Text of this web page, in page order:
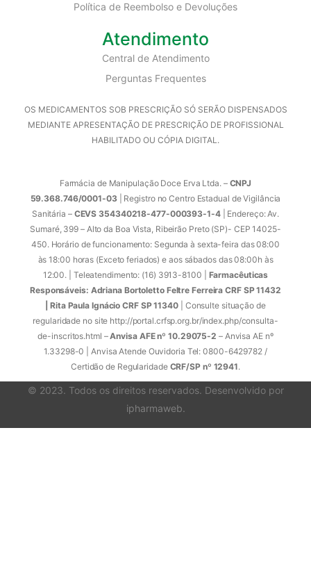
Política de Reembolso e Devoluções
Atendimento
Central de Atendimento
Perguntas Frequentes
OS MEDICAMENTOS SOB PRESCRIÇÃO SÓ SERÃO DISPENSADOS
MEDIANTE APRESENTAÇÃO DE PRESCRIÇÃO DE PROFISSIONAL
HABILITADO OU CÓPIA DIGITAL.
Farmácia de Manipulação Doce Erva Ltda. – CNPJ
59.368.746/0001-03| Registro no Centro Estadual de Vigilância
Sanitária –CEVS 354340218-477-000393-1-4| Endereço: Av.
Sumaré, 399 – Alto da Boa Vista, Ribeirão Preto (SP)- CEP 14025-
450. Horário de funcionamento: Segunda à sexta-feira das 08:00
às 18:00 horas (Exceto feriados) e aos sábados das 08:00h às
12:00. | Teleatendimento: (16) 3913-8100 | Farmacêuticas
Responsáveis: Adriana Bortoletto Feltre Ferreira CRF SP 11432
| Rita Paula Ignácio CRF SP 11340 | Consulte situação de
regularidade no site http://portal.crfsp.org.br/index.php/consulta-
de-inscritos.html –Anvisa AFE nº 10.29075-2 – Anvisa AE nº
1.33298-0 | Anvisa Atende Ouvidoria Tel: 0800-6429782 /
Certidão de Regularidade CRF/SP nº 12941.
© 2023. Todos os direitos reservados. Desenvolvido por
ipharmaweb.